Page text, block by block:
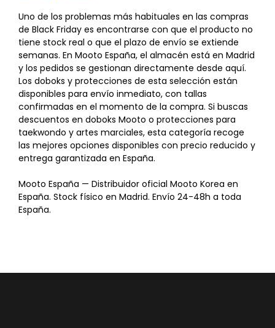
Uno de los problemas más habituales en las compras
de Black Friday es encontrarse con que el producto no
tiene stock real o que el plazo de envío se extiende
semanas. En Mooto España, el almacén está en Madrid
y los pedidos se gestionan directamente desde aquí.
Los doboks y protecciones de esta selección están
disponibles para envío inmediato, con tallas
confirmadas en el momento de la compra. Si buscas
descuentos en doboks Mooto o protecciones para
taekwondo y artes marciales, esta categoría recoge
las mejores opciones disponibles con precio reducido y
entrega garantizada en España.
Mooto España — Distribuidor oficial Mooto Korea en
España. Stock físico en Madrid. Envío 24-48h a toda
España.